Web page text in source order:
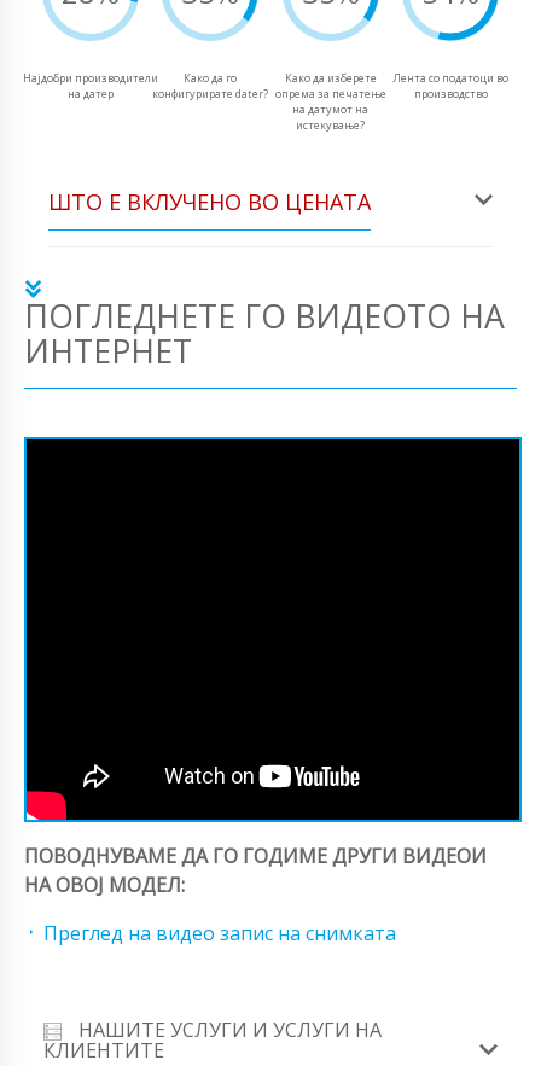
Најдобри производители
на датер
Како да го
конфигурирате dater?
Како да изберете
опрема за печатење
на датумот на
истекување?
Лента со податоци во
производство
ШТО Е ВКЛУЧЕНО ВО ЦЕНАТА
ПОГЛЕДНЕТЕ ГО ВИДЕОТО НА
ИНТЕРНЕТ
ПОВОДНУВАМЕ ДА ГО ГОДИМЕ ДРУГИ ВИДЕОИ
НА ОВОЈ МОДЕЛ:
Преглед на видео запис на снимката
НАШИТЕ УСЛУГИ И УСЛУГИ НА
КЛИЕНТИТЕ